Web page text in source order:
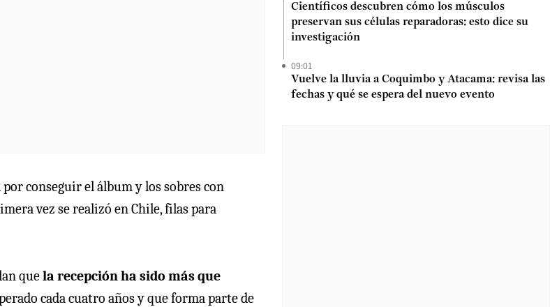
conseguir el álbum y los sobres con
vez se realizó en Chile, filas para
quela recepción ha sido más que
cada cuatro años y que forma parte de
Científicos descubren cómo los músculos
preservan sus células reparadoras: esto dice su
investigación
09:01
Vuelve la lluvia a Coquimbo y Atacama: revisa las
fechas y qué se espera del nuevo evento